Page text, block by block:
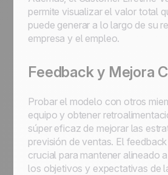
permite visualizar el valor total
puede generar a lo largo de su
empresa y el empleo.
Feedback y Mejora
Probar el modelo con otros
equipo y obtener
súper eficaz de mejorar las
previsión de ventas. El
crucial para mantener alineado
los objetivos y expectativas de